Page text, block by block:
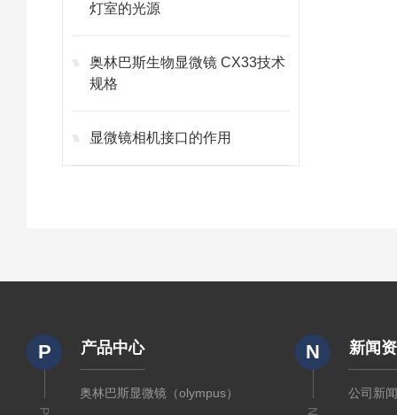
灯室的光源
奥林巴斯生物显微镜 CX33技术
规格
显微镜相机接口的作用
P 产品中心
奥林巴斯显微镜（olympus）
N 新闻
公司新